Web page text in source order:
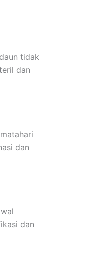
tidak
dan
dan
dan